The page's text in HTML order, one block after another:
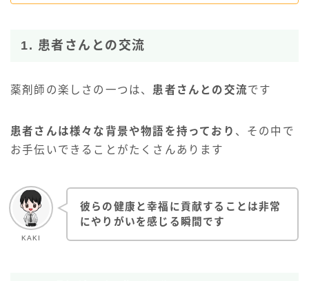
1. 患者さんとの交流
薬剤師の楽しさの一つは、 患者さんとの交流です
患者さんは様々な背景や物語を持っており 、その中で
お手伝いできることがたくさんあります
KAKI
彼らの健康と幸福に貢献することは非常
にやりがいを感じる瞬間です